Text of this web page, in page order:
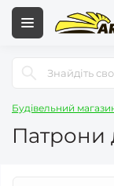
Будівельний
Патрони